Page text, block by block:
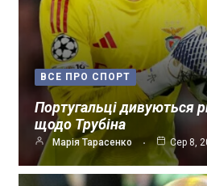
ВСЕ ПРО СПОРТ
Португальці дивуються
щодо Трубіна
Марія Тарасенко Сер 8,